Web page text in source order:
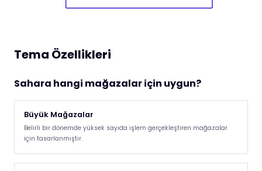
Tema Özellikleri
Sahara hangi mağazalar için uygun?
Büyük Mağazalar
Belirli bir dönemde yüksek sayıda işlem gerçekleştiren mağazalar
için tasarlanmıştır.